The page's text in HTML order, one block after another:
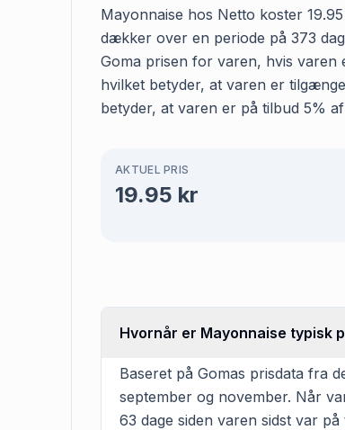
Mayonnaise hos Netto koster
dækker over en periode på 373
Goma prisen for varen, hvis varen
hvilket betyder, at varen er
betyder, at varen er på tilbud 5%
AKTUEL PRIS
19.95 kr
Hvornår er Mayonnaise typisk
Baseret på Gomas prisdata fra
september og november. Når
63 dage siden varen sidst var